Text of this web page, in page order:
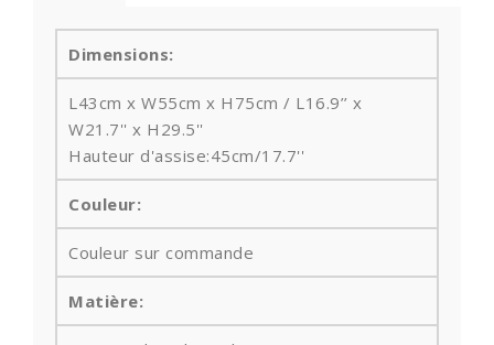
Dimensions:
L43cm x W55cm x H75cm / L16.9’’ x
W21.7'' x H29.5''
Hauteur d'assise:45cm/17.7''
Couleur:
Couleur sur commande
Matière: